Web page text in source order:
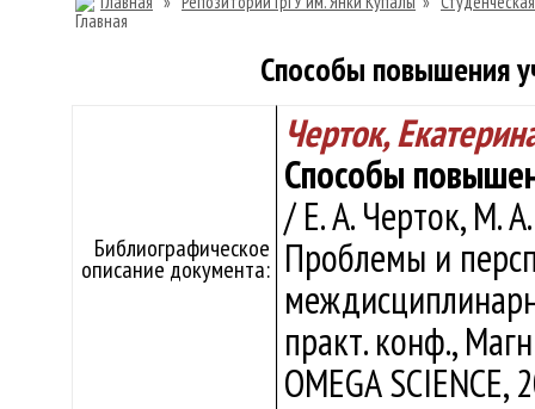
Способы повышения
Библиографическое
описание документа:
Черток,
Способы
/ Е. А. Черток, М.
Проблемы и
практ. конф.,
OMEGA